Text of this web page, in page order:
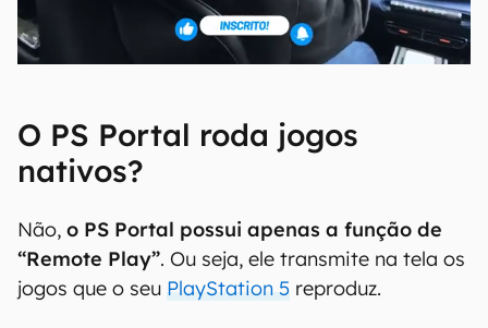
O PS Portal roda jogos
nativos?
Não, o PS Portal possui apenas a função de
“Remote Play”. Ou seja, ele transmite na tela os
jogos que o seu PlayStation 5 reproduz.